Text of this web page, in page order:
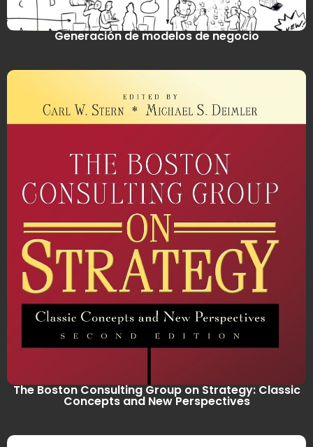
Generación de modelos de negocio
The Boston Consulting Group on Strategy: Classic
Concepts and New Perspectives